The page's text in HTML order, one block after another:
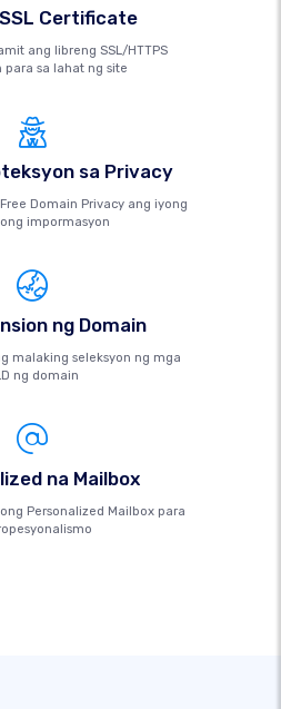
Certificate
ang libreng SSL/HTTPS
para sa lahat ng site
sa Privacy
Domain Privacy ang iyong
impormasyon
ng Domain
malaking seleksyon ng mga
ng domain
na Mailbox
Personalized Mailbox para